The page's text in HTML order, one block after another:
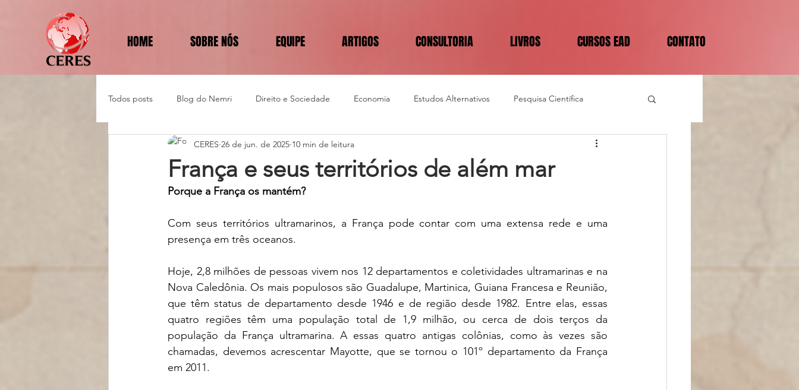
HOME SOBRE NÓS EQUIPE ARTIGOS CONSULTORIA LIVROS CURSOS EAD CONTATO
Todos posts Blog do Nemri Direito e Sociedade Economia Estudos Alternativos Pesquisa Científica
Política e Diplomacia
França e seus territórios de além mar
CERES 26 de jun. de 2025 10 min de leitura
Porque a França os mantém?
Com seus territórios ultramarinos, a França pode contar com uma extensa rede e uma
presença em três oceanos.
Hoje, 2,8 milhões de pessoas vivem nos 12 departamentos e coletividades ultramarinas e na
Nova Caledônia. Os mais populosos são Guadalupe, Martinica, Guiana Francesa e Reunião,
que têm status de departamento desde 1946 e de região desde 1982. Entre elas, essas
quatro regiões têm uma população total de 1,9 milhão, ou cerca de dois terços da
população da França ultramarina. A essas quatro antigas colônias, como às vezes são
chamadas, devemos acrescentar Mayotte, que se tornou o 101º departamento da França
em 2011.